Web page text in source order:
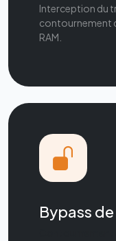
Interception du
contournement
RAM.
Bypass